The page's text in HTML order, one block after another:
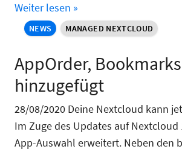
Weiter lesen »
NEWS MANAGED NEXTCLOUD
AppOrder,
hinzugefügt
28/08/2020 Deine Nextcloud kann
Im Zuge des Updates auf Nextcloud
App-Auswahl erweitert. Neben den